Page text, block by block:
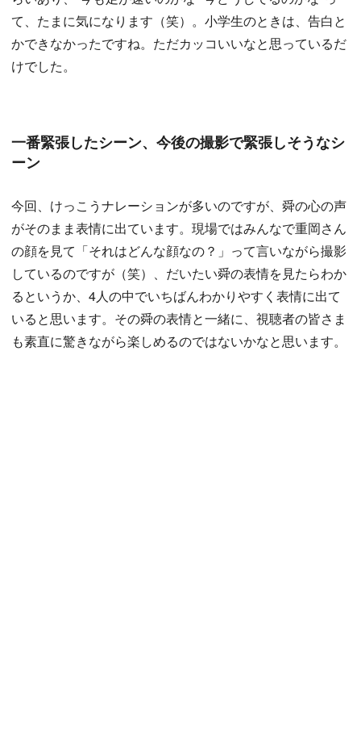
て、たまに気になります（笑）。小学生のときは、告白と
かできなかったですね。ただカッコいいなと思っているだ
けでした。
一番緊張したシーン、今後の撮影で緊張しそうなシ
ーン
今回、けっこうナレーションが多いのですが、舜の心の声
がそのまま表情に出ています。現場ではみんなで重岡さん
の顔を見て「それはどんな顔なの？」って言いながら撮影
しているのですが（笑）、だいたい舜の表情を見たらわか
るというか、4人の中でいちばんわかりやすく表情に出て
いると思います。その舜の表情と一緒に、視聴者の皆さま
も素直に驚きながら楽しめるのではないかなと思います。